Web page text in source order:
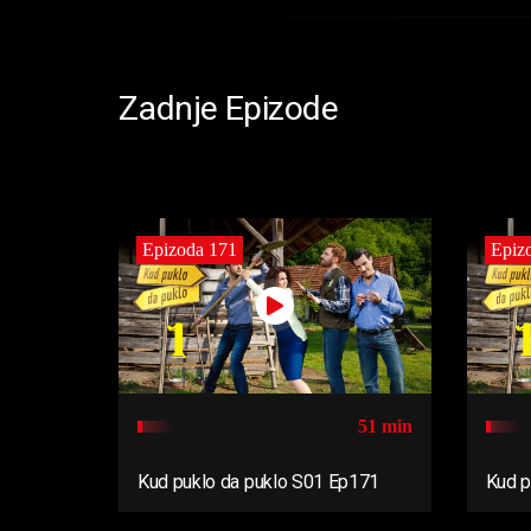
Zadnje Epizode
Epizoda 171
51 min
Kud puklo da puklo S01 Ep171 Kud